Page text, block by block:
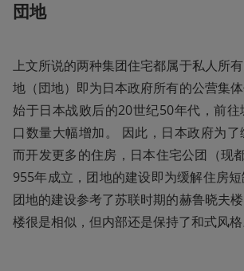
団地
上文所说的两种集团住宅都属于私人所
地（団地）即为日本政府所有的公营集
始于日本战败后的20世纪50年代，前往
口数量大幅增加。 因此，日本政府为
而开发更多的住房，日本住宅公团（现
955年成立，团地的建设即为缓解住房短
团地的建设参考了苏联时期的赫鲁晓夫
楼很是相似，但内部还是保持了和式风格